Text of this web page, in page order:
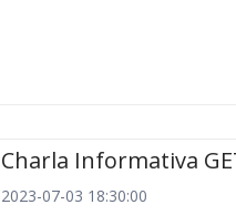
Charla Informativa
2023-07-03 18:30:00